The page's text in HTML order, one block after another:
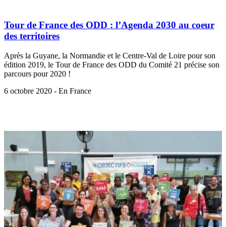
Tour de France des ODD : l’Agenda 2030 au coeur
des territoires
Après la Guyane, la Normandie et le Centre-Val de Loire pour son
édition 2019, le Tour de France des ODD du Comité 21 précise son
parcours pour 2020 !
6 octobre 2020 - En France